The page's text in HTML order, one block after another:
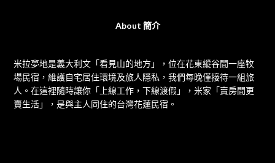
About 簡介
米拉夢地是義大利文「看見山的地方」，位在花東縱谷間一座牧
場民宿，維護自宅居住環境及旅人隱私，我們每晚僅接待一組旅
人。在這裡隨時讓你「上線工作，下線渡假」，米家「賣房間更
賣生活」，是與主人同住的台灣花蓮民宿。